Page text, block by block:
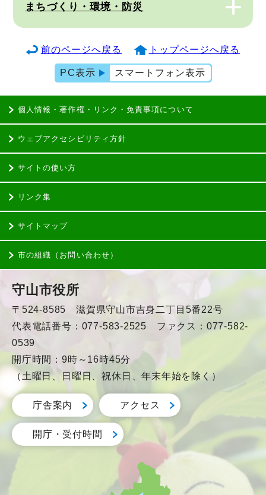
まちづくり・環境・防災
前のページへ戻る トップページへ戻る
PC表示 スマートフォン表示
個人情報・著作権・リンク・免責事項について
ウェブアクセシビリティ方針
サイトの使い方
リンク集
サイトマップ
市の組織（お問い合わせ）
守山市役所
〒524-8585 滋賀県守山市吉身二丁目5番22号
代表電話番号：077-583-2525 ファクス：077-582-
0539
開庁時間：9時～16時45分
（土曜日、日曜日、祝休日、年末年始を除く）
庁舎案内 アクセス
開庁・受付時間